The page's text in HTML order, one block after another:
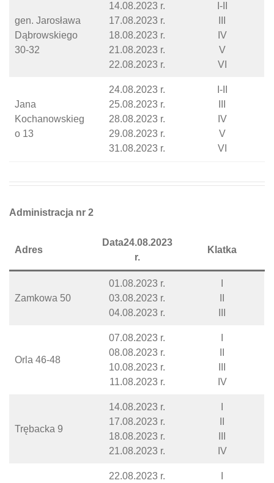
gen. Jarosława
Dąbrowskiego
30-32
14.08.2023 r.
17.08.2023 r.
18.08.2023 r.
21.08.2023 r.
22.08.2023 r.
I-II
IV
V
VI
Jana
Kochanowskieg
o 13
24.08.2023 r.
25.08.2023 r.
28.08.2023 r.
29.08.2023 r.
31.08.2023 r.
I-II
IV
V
VI
Administracja nr 2
Adres
Data24.08.2023
r.
Klatka
Zamkowa 50
01.08.2023 r.
03.08.2023 r.
04.08.2023 r.
Orla 46-48
07.08.2023 r.
08.08.2023 r.
10.08.2023 r.
11.08.2023 r.
IV
Trębacka 9
14.08.2023 r.
17.08.2023 r.
18.08.2023 r.
21.08.2023 r.
IV
22.08.2023 r.